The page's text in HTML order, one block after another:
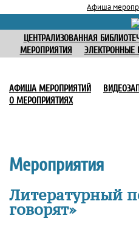
Афиша
ЦЕНТРАЛИЗОВАННАЯ
МЕРОПРИЯТИЯ
ЭЛЕКТРОННЫЕ
АФИША МЕРОПРИЯТИЙ
О МЕРОПРИЯТИЯХ
Мероприятия
Литературный
говорят»